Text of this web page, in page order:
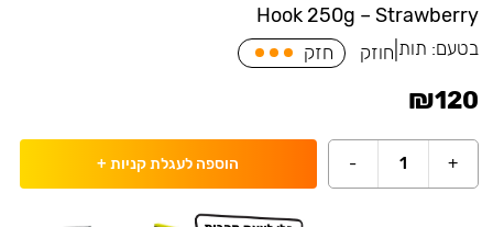
Hook 250g – Strawberry
בטעם: תות חוזק חזק
₪120
+
1
- הוספה לעגלת קניות +